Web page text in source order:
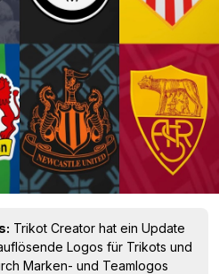
Trikot Creator hat ein Update
Logos für Trikots und
Marken- und Teamlogos